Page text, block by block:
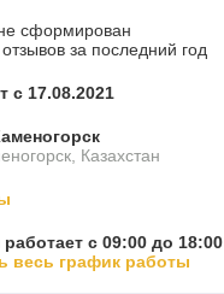
сформирован
за последний год
с 17.08.2021
Казахстан
работает с 09:00 до 18:00
весь график работы